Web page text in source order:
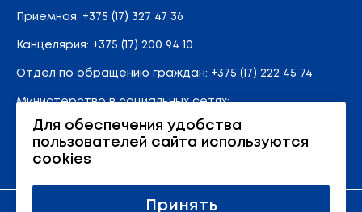
Приемная: +375 (17) 327 47 36
Канцелярия: +375 (17) 200 94 10
Отдел по обращению граждан: +375 (17) 222 45 74
Министерство в социальных сетях:
Карта сайта
Для обеспечения удобства
пользователей сайта используются
cookies
Принять